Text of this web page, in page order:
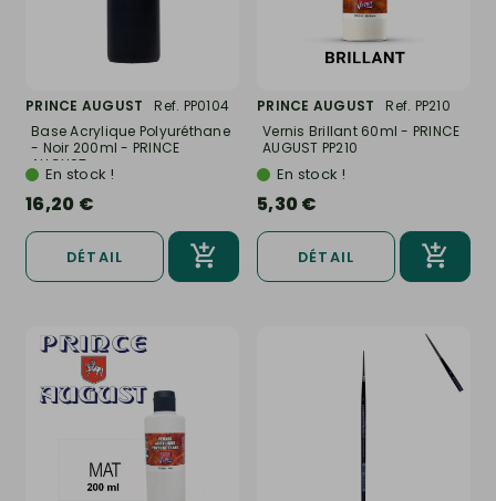
PRINCE AUGUST
Ref. PP0104
Base Acrylique Polyuréthane
- Noir 200ml - PRINCE
AUGUST...
En stock !
16,20 €
DÉTAIL
PRINCE AUGUST
Ref. PP210
Vernis Brillant 60ml - PRINCE
AUGUST PP210
En stock !
5,30 €
DÉTAIL